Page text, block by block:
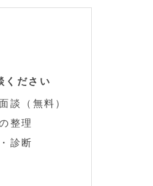
ください
談（無料）
整理
診断